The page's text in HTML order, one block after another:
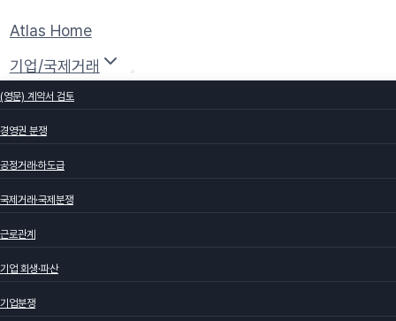
Atlas Home
기업/국제거래
(영문) 계약서 검토
경영권 분쟁
공정거래·하도급
국제거래·국제분쟁
근로관계
기업 회생·파산
기업분쟁